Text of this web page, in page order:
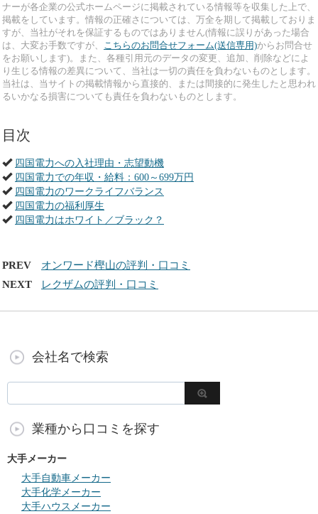
ナーが各企業の公式ホームページに掲載されている情報等を収集した上で、
掲載をしています。情報の正確さについては、万全を期して掲載しておりま
すが、当社がそれを保証するものではありません(情報に誤りがあった場合
は、大変お手数ですが、
こちらのお問合せフォーム(送信専用)からお問合せ
をお願いします)。また、各種引用元のデータの変更、追加、削除などによ
り生じる情報の差異について、当社は一切の責任を負わないものとします。
当社は、当サイトの掲載情報から直接的、または間接的に発生したと思われ
るいかなる損害についても責任を負わないものとします。
目次
四国電力への入社理由・志望動機
四国電力での年収・給料：600～699万円
四国電力のワークライフバランス
四国電力の福利厚生
四国電力はホワイト／ブラック？
PREV
オンワード樫山の評判・口コミ
NEXT
レクザムの評判・口コミ
会社名で検索
業種から口コミを探す
大手メーカー
大手自動車メーカー
大手化学メーカー
大手ハウスメーカー